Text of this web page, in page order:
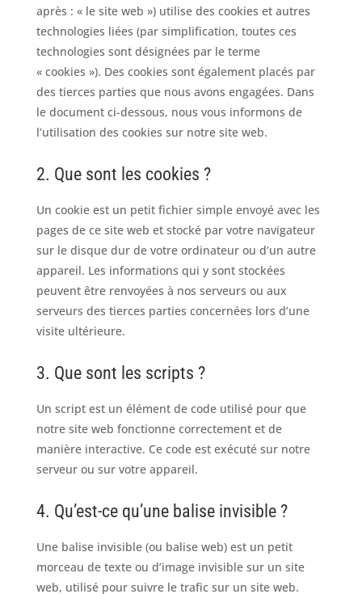
après : « le site web ») utilise des cookies et autres
technologies liées (par simplification, toutes ces
technologies sont désignées par le terme
« cookies »). Des cookies sont également placés par
des tierces parties que nous avons engagées. Dans
le document ci-dessous, nous vous informons de
l’utilisation des cookies sur notre site web.
2. Que sont les cookies ?
Un cookie est un petit fichier simple envoyé avec les
pages de ce site web et stocké par votre navigateur
sur le disque dur de votre ordinateur ou d’un autre
appareil. Les informations qui y sont stockées
peuvent être renvoyées à nos serveurs ou aux
serveurs des tierces parties concernées lors d’une
visite ultérieure.
3. Que sont les scripts ?
Un script est un élément de code utilisé pour que
notre site web fonctionne correctement et de
manière interactive. Ce code est exécuté sur notre
serveur ou sur votre appareil.
4. Qu’est-ce qu’une balise invisible ?
Une balise invisible (ou balise web) est un petit
morceau de texte ou d’image invisible sur un site
web, utilisé pour suivre le trafic sur un site web.